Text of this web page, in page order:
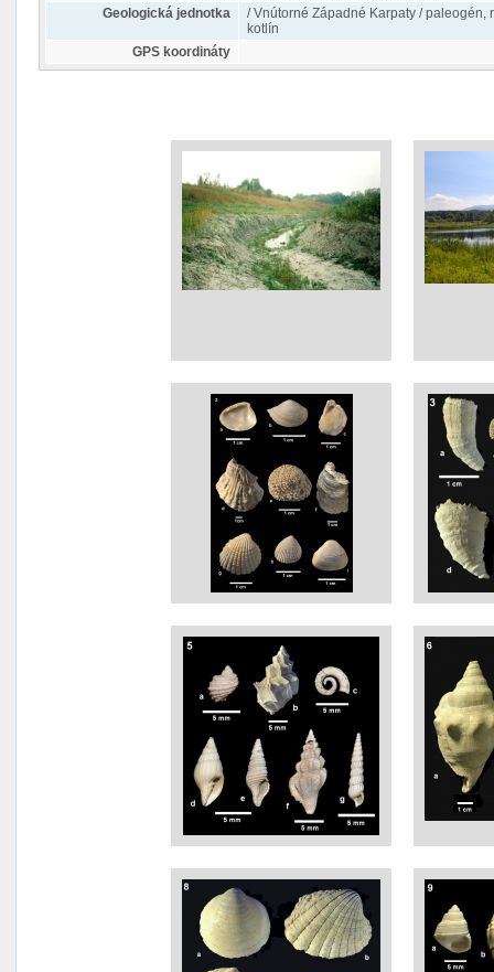
Geologická jednotka
/ Vnútorné Západné Karpaty / paleogén,
kotlín
GPS koordináty